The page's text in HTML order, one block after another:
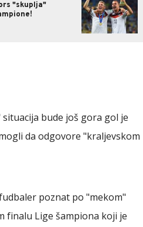
"skuplja"
bude još gora gol je
da odgovore "kraljevskom
poznat po "mekom"
finalu Lige šampiona koji je